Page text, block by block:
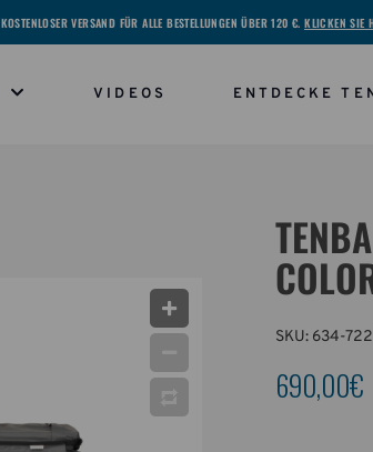
KOSTENLOSER VERSAND FÜR ALLE BESTELLUNGEN ÜBER 120 €.KLICKEN SIE
VIDEOS ENTDECKE
SKU: 634-722
690,00€